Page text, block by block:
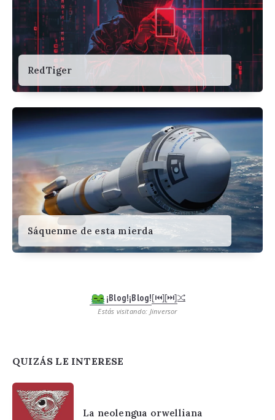
RedTiger
Sáquenme de esta mierda
¡Blog!¡Blog![⏮︎][⏭︎]
Estás visitando: Jinversor
QUIZÁS LE INTERESE
La neolengua orwelliana